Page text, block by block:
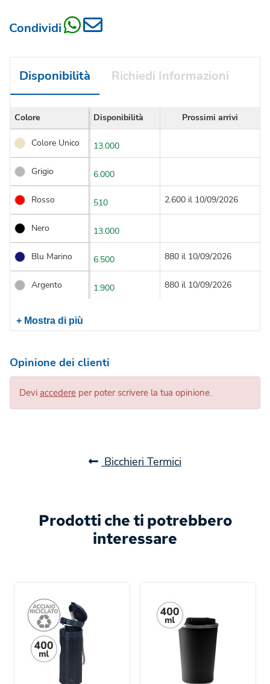
Condividi
Disponibilità Richiedi Informazioni
Colore Disponibilità Prossimi arrivi
Colore Unico 13.000
Grigio 6.000
Rosso 510 2.600 il 10/09/2026
Nero 13.000
Blu Marino 6.500 880 il 10/09/2026
Argento 1.900 880 il 10/09/2026
+ Mostra di più
Opinione dei clienti
Devi accedere per poter scrivere la tua opinione.
Bicchieri Termici
Prodotti che ti potrebbero
interessare